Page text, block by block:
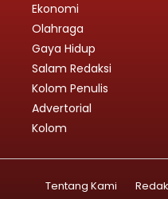
Ekonomi
Olahraga
Gaya Hidup
Salam Redaksi
Kolom Penulis
Advertorial
Kolom
Tentang Kami